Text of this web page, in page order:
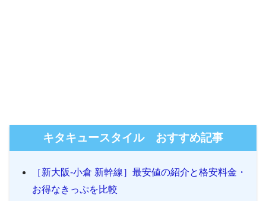
キタキュースタイル おすすめ記事
［新大阪-小倉 新幹線］最安値の紹介と格安料金・
お得なきっぷを比較